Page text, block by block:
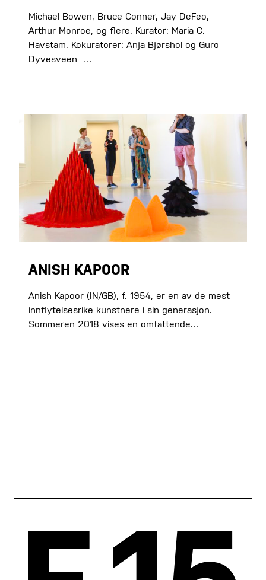
Michael Bowen, Bruce Conner, Jay DeFeo,
Arthur Monroe, og flere. Kurator: Maria C.
Havstam. Kokuratorer: Anja Bjørshol og Guro
Dyvesveen …
ANISH KAPOOR
Anish Kapoor (IN/GB), f. 1954, er en av de mest
innflytelsesrike kunstnere i sin generasjon.
Sommeren 2018 vises en omfattende…